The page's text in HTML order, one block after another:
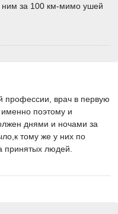
ним за 100 км-мимо ушей
профессии, врач в первую
поэтому и
днями и ночами за
тому же у них по
принятых людей.